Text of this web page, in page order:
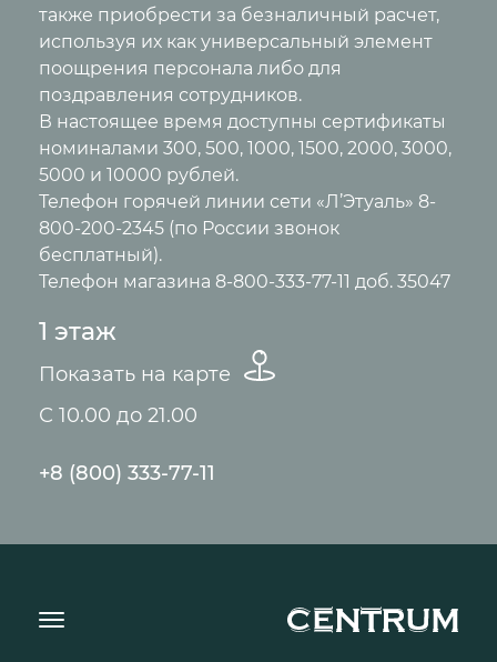
также приобрести за безналичный расчет,
используя их как универсальный элемент
поощрения персонала либо для
поздравления сотрудников.
В настоящее время доступны сертификаты
номиналами 300, 500, 1000, 1500, 2000, 3000,
5000 и 10000 рублей.
Телефон горячей линии сети «Л’Этуаль» 8-
800-200-2345 (по России звонок
бесплатный).
Телефон магазина 8-800-333-77-11 доб. 35047
1 этаж
Показать на карте
С 10.00 до 21.00
+8 (800) 333-77-11